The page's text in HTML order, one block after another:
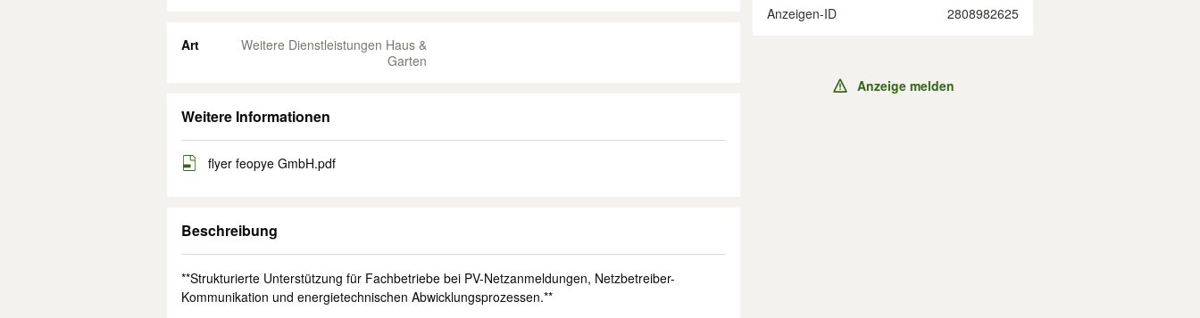
Art
Weitere Dienstleistungen Haus &
Garten
Weitere Informationen
flyer feopye GmbH.pdf
Beschreibung
**Strukturierte Unterstützung für Fachbetriebe bei PV-Netzanmeldungen, Netzbetreiber-
Kommunikation und energietechnischen Abwicklungsprozessen.**
Anzeigen-ID 2808982625
Anzeige melden